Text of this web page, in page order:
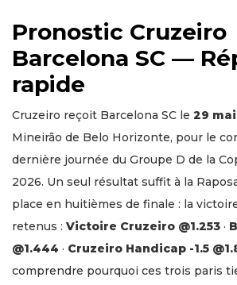
Pronostic Cruzeiro
Barcelona SC —
rapide
Cruzeiro reçoit Barcelona SC le 29
Mineirão de Belo Horizonte, pour le
dernière journée du Groupe D de la
2026. Un seul résultat suffit à la
place en huitièmes de finale : la
retenus : Victoire Cruzeiro @1.253 ·
@1.444 · Cruzeiro Handicap -1.5
comprendre pourquoi ces trois paris